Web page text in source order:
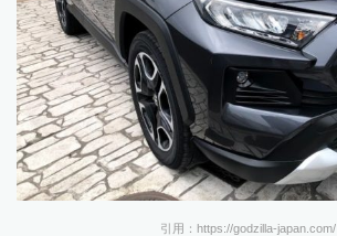
引用：https://godzilla-japan.com/